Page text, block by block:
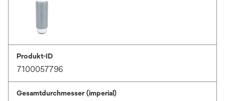
Produkt-ID
7100057796
Gesamtdurchmesser (imperial)